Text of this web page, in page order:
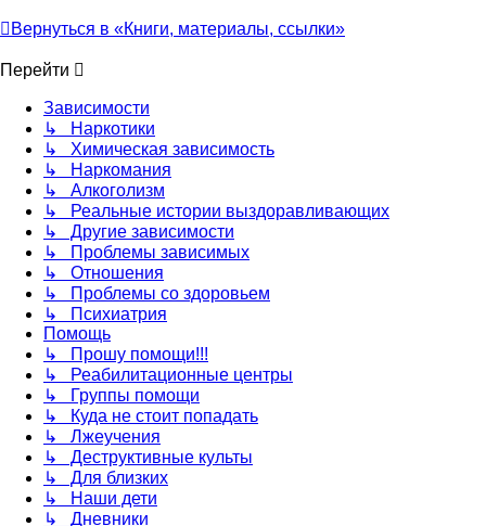
Вернуться в «Книги, материалы, ссылки»
Перейти
Зависимости
↳ Наркотики
↳ Химическая зависимость
↳ Наркомания
↳ Алкоголизм
↳ Реальные истории выздоравливающих
↳ Другие зависимости
↳ Проблемы зависимых
↳ Отношения
↳ Проблемы со здоровьем
↳ Психиатрия
Помощь
↳ Прошу помощи!!!
↳ Реабилитационные центры
↳ Группы помощи
↳ Куда не стоит попадать
↳ Лжеучения
↳ Деструктивные культы
↳ Для близких
↳ Наши дети
↳ Дневники